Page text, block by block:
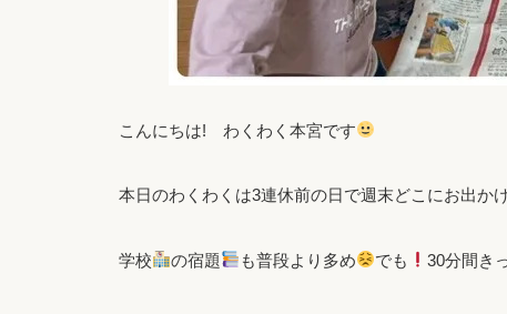
こんにちは! わくわく本宮です
本日のわくわくは3連休前の日で週末どこにお出か
学校 の宿題 も普段より多め でも 30分間き